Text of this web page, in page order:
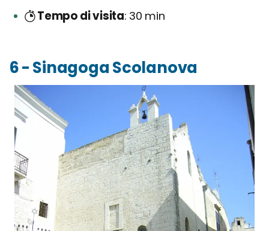
Tempo di visita 30 min
6 - Sinagoga Scolanova